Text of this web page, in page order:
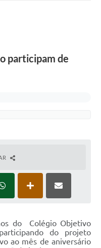
participam de
do Colégio Objetivo
do projeto
ao mês de aniversário